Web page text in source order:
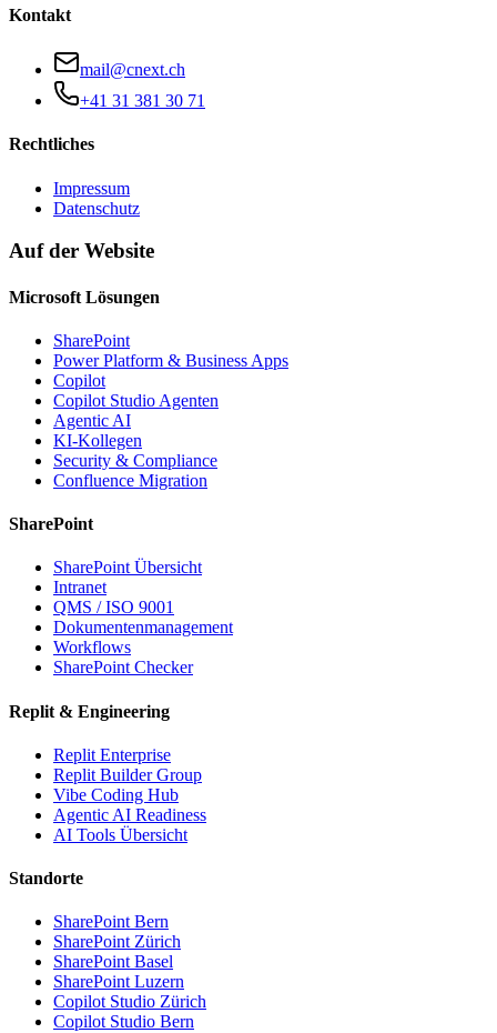
Kontakt
mail@cnext.ch
+41 31 381 30 71
Rechtliches
Impressum
Datenschutz
Auf der Website
Microsoft Lösungen
SharePoint
Power Platform & Business Apps
Copilot
Copilot Studio Agenten
Agentic AI
KI-Kollegen
Security & Compliance
Confluence Migration
SharePoint
SharePoint Übersicht
Intranet
QMS / ISO 9001
Dokumentenmanagement
Workflows
SharePoint Checker
Replit & Engineering
Replit Enterprise
Replit Builder Group
Vibe Coding Hub
Agentic AI Readiness
AI Tools Übersicht
Standorte
SharePoint Bern
SharePoint Zürich
SharePoint Basel
SharePoint Luzern
Copilot Studio Zürich
Copilot Studio Bern